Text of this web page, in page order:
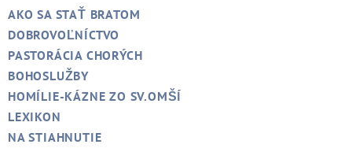
AKO SA STAŤ BRATOM
DOBROVOĽNÍCTVO
PASTORÁCIA CHORÝCH
BOHOSLUŽBY
HOMÍLIE-KÁZNE ZO SV.OMŠÍ
LEXIKON
NA STIAHNUTIE